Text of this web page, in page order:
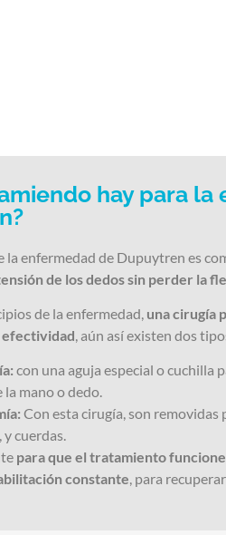
hay para la
la enfermedad de Dupuytren es
de los dedos sin perder la
de la enfermedad, una cirugía
efectividad, aún así existen dos
con una aguja especial o cuchilla
la mano o dedo.
Con esta cirugía, son
cuerdas.
para que el tratamiento
constante, para